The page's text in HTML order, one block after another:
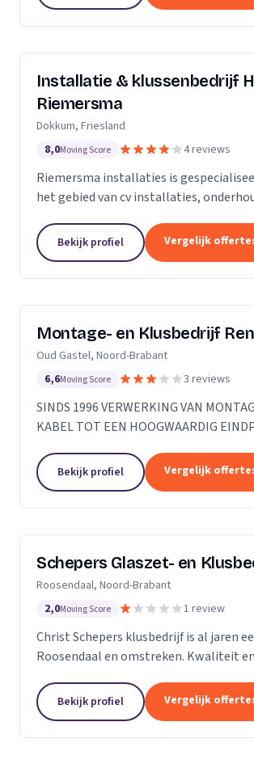
Installatie & klussenbedrijf
Riemersma
Dokkum, Friesland
8,0Moving Score 4 reviews
Riemersma installaties is
het gebied van cv installaties,
kleine klussen, onderhoud en elektra.
Bekijk profiel Vergelijk
Montage- en Klusbedrijf
Oud Gastel, Noord-Brabant
6,6Moving Score 3 reviews
SINDS 1996 VERWERKING VAN
KABEL TOT EEN HOOGWAARDIG
Bekijk profiel Vergelijk
Schepers Glaszet- en
Roosendaal, Noord-Brabant
2,0Moving Score 1 review
Christ Schepers klusbedrijf is al jaren
Roosendaal en omstreken. Kwaliteit
grote tevredenheid onder onze klanten.
Bekijk profiel Vergelijk